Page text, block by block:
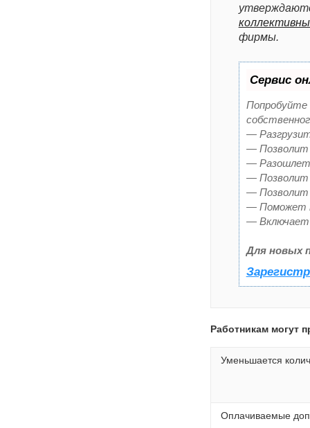
фирмы.
Сервис
Попробуйте
—
— Позволит
— Разошлет
— Позволит
— Позволит
— Поможет
— Включает
Для новых
Работникам могут
Уменьшается
Оплачиваемые